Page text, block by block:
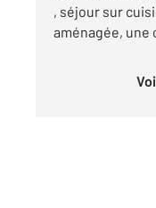
, séjour sur
aménagée, une